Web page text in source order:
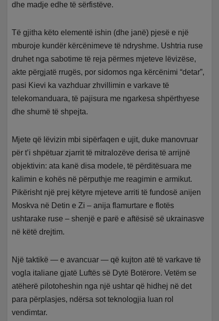
dhe madje edhe të sërfistëve.
Të gjitha këto elementë ishin (dhe janë) pjesë e një
mburoje kundër kërcënimeve të ndryshme. Ushtria ruse
druhet nga sabotime të reja përmes mjeteve lëvizëse,
akte përgjatë rrugës, por sidomos nga kërcënimi “detar”,
pasi Kievi ka vazhduar zhvillimin e varkave të
telekomanduara, të pajisura me ngarkesa shpërthyese
dhe shumë të shpejta.
Mjete që lëvizin mbi sipërfaqen e ujit, duke manovruar
për t’i shpëtuar zjarrit të mitralozëve derisa të arrijnë
objektivin: ata kanë disa modele, të përditësuara me
kalimin e kohës në përputhje me reagimin e armikut.
Pikërisht një prej këtyre mjeteve arriti të fundosë anijen
Moskva në Detin e Zi – anija flamurtare e flotës
ushtarake ruse – shenjë e parë e aftësisë së ukrainasve
në këtë drejtim.
Një taktikë — e avancuar — që kujton atë të varkave të
vogla italiane gjatë Luftës së Dytë Botërore. Vetëm se
atëherë pilotoheshin nga një ushtar që hidhej në det
para përplasjes, ndërsa sot teknologjia luan rol
vendimtar.